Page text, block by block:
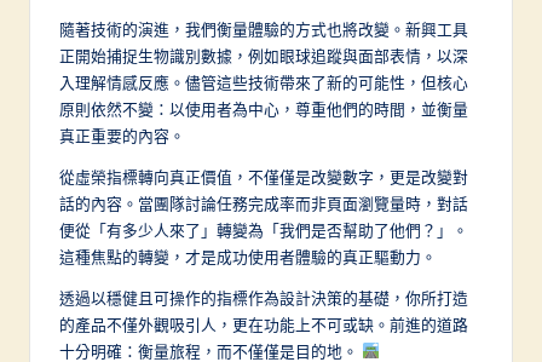
隨著技術的演進，我們衡量體驗的方式也將改變。新興工具
正開始捕捉生物識別數據，例如眼球追蹤與面部表情，以深
入理解情感反應。儘管這些技術帶來了新的可能性，但核心
原則依然不變：以使用者為中心，尊重他們的時間，並衡量
真正重要的內容。
從虛榮指標轉向真正價值，不僅僅是改變數字，更是改變對
話的內容。當團隊討論任務完成率而非頁面瀏覽量時，對話
便從「有多少人來了」轉變為「我們是否幫助了他們？」。
這種焦點的轉變，才是成功使用者體驗的真正驅動力。
透過以穩健且可操作的指標作為設計決策的基礎，你所打造
的產品不僅外觀吸引人，更在功能上不可或缺。前進的道路
十分明確：衡量旅程，而不僅僅是目的地。